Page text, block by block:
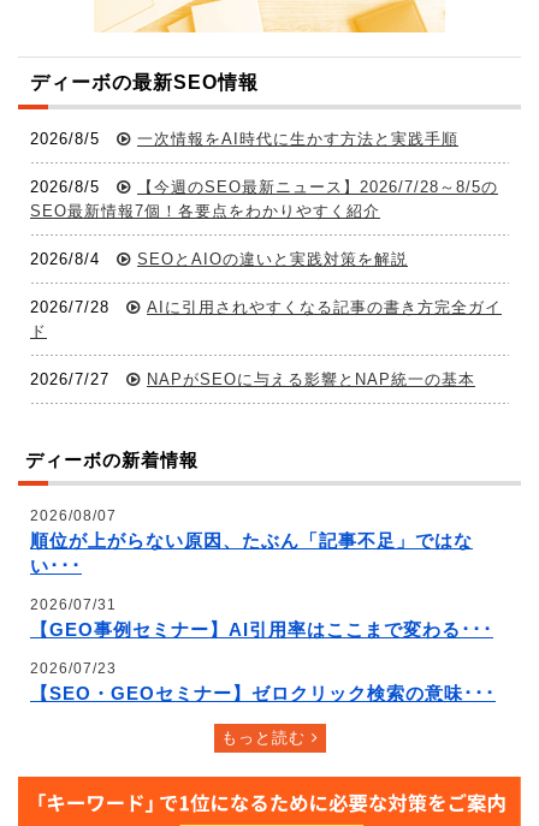
会社概要
会社概要
新着情報
ディーボの最新SEO情報
2026/8/5 一次情報をAI時代に生かす方法と実践手順
2026/8/5
【今週のSEO最新ニュース】2026/7/28～8/5の
SEO最新情報7個！各要点をわかりやすく紹介
2026/8/4 SEOとAIOの違いと実践対策を解説
2026/7/28
AIに引用されやすくなる記事の書き方完全ガイ
ド
2026/7/27 NAPがSEOに与える影響とNAP統一の基本
ディーボの新着情報
2026/08/07
順位が上がらない原因、たぶん「記事不足」ではな
い･･･
2026/07/31
【GEO事例セミナー】AI引用率はここまで変わる･･･
2026/07/23
【SEO・GEOセミナー】ゼロクリック検索の意味･･･
もっと読む